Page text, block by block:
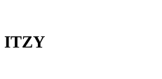
ITZY